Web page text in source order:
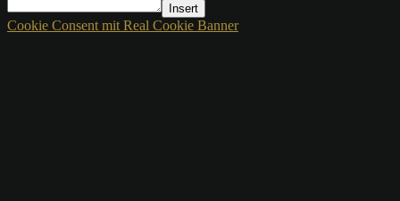
Insert
Cookie Consent mit Real Cookie Banner